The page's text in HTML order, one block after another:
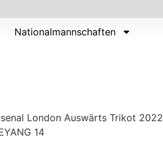
Nationalmannschaften
London Auswärts Trikot 2022
14